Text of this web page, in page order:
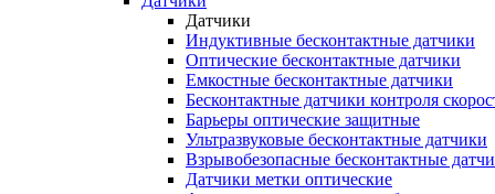
Датчики
Индуктивные бесконтактные датчики
Оптические бесконтактные датчики
Емкостные бесконтактные датчики
Бесконтактные датчики контроля
Барьеры оптические защитные
Ультразвуковые бесконтактные датчики
Взрывобезопасные бесконтактные
Датчики метки оптические